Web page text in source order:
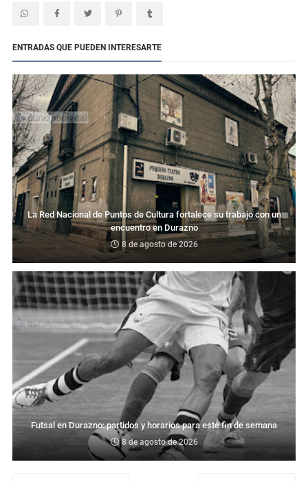
ENTRADAS QUE PUEDEN INTERESARTE
La Red Nacional de Puntos de Cultura fortalece su trabajo con un
encuentro en Durazno
8 de agosto de 2026
Futsal en Durazno: partidos y horarios para este fin de semana
8 de agosto de 2026